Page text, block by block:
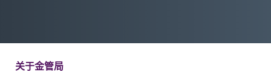
关于金管局